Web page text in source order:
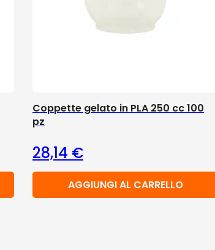
Coppette gelato in PLA 250 cc 100
pz
28,14 €
AGGIUNGI AL CARRELLO